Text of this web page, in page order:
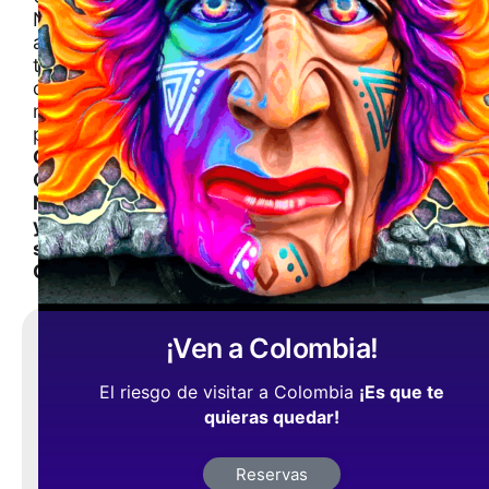
Nariño
a
través
de
nuestras
publicaciones
Cultura,
Gastronomia,
Naturaleza
y
su
Gente
!
¡Ven a Colombia!
El riesgo de visitar a Colombia ¡Es que te
quieras quedar!
Reservas